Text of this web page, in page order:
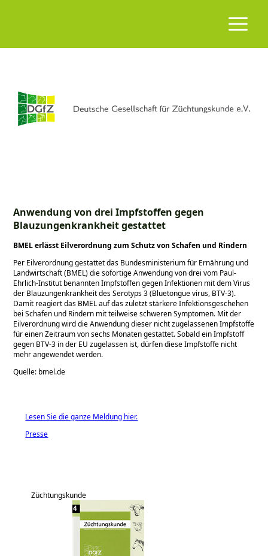
Anwendung von drei Impfstoffen gegen
Blauzungenkrankheit gestattet
BMEL erlässt Eilverordnung zum Schutz von Schafen und Rindern
Per Eilverordnung gestattet das Bundesministerium für Ernährung und
Landwirtschaft (BMEL) die sofortige Anwendung von drei vom Paul-
Ehrlich-Institut benannten Impfstoffen gegen Infektionen mit dem Virus
der Blauzungenkrankheit des Serotyps 3 (Bluetongue virus, BTV-3).
Damit reagiert das BMEL auf das zuletzt stärkere Infektionsgeschehen
bei Schafen und Rindern mit teilweise schweren Symptomen. Mit der
Eilverordnung wird die Anwendung dieser nicht zugelassenen Impfstoffe
für einen Zeitraum von sechs Monaten gestattet. Sobald ein Impfstoff
gegen BTV-3 in der EU zugelassen ist, dürfen diese Impfstoffe nicht
mehr angewendet werden.
Quelle: bmel.de
Lesen Sie die ganze Meldung hier.
Presse
Züchtungskunde